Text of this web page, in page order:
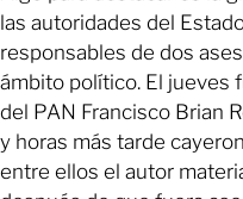
las autoridades del
responsables de dos
ámbito político. El jueves
del PAN Francisco Brian
y horas más tarde
entre ellos el autor